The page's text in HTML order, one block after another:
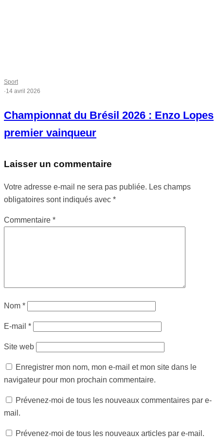
Sport
·14 avril 2026
Championnat du Brésil 2026 : Enzo Lopes
premier vainqueur
Laisser un commentaire
Votre adresse e-mail ne sera pas publiée. Les champs
obligatoires sont indiqués avec *
Commentaire *
Nom *
E-mail *
Site web
Enregistrer mon nom, mon e-mail et mon site dans le
navigateur pour mon prochain commentaire.
Prévenez-moi de tous les nouveaux commentaires par e-
mail.
Prévenez-moi de tous les nouveaux articles par e-mail.